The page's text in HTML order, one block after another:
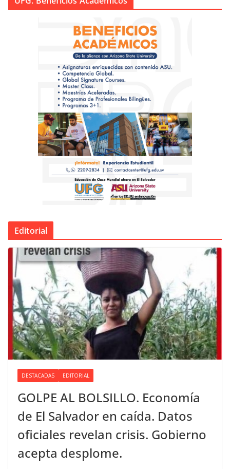
Editorial
DESTACADAS EDITORIAL
GOLPE AL BOLSILLO. Economía
de El Salvador en caída. Datos
oficiales revelan crisis. Gobierno
acepta desplome.